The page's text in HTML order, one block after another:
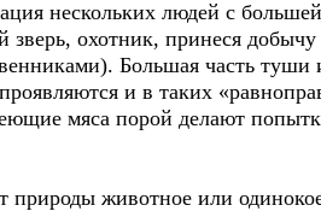
нескольких людей с
зверь, охотник, принеся
Большая часть туши
и в таких
мяса порой делают
животное или